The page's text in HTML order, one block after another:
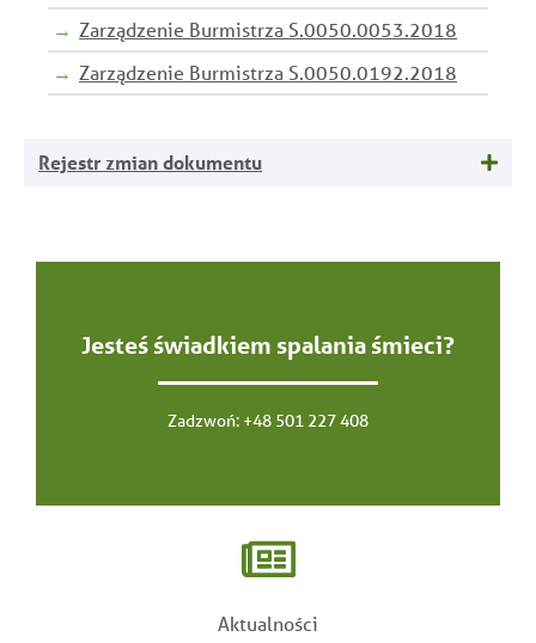
Zarządzenie Burmistrza S.0050.0053.2018
Zarządzenie Burmistrza S.0050.0192.2018
Rejestr zmian dokumentu
Jesteś świadkiem spalania śmieci?
Zadzwoń: +48 501 227 408
Aktualności